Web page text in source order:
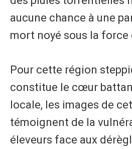
aucune chance à une
mort noyé sous la force
​Pour cette région
constitue le cœur
locale, les images de
témoignent de la
éleveurs face aux